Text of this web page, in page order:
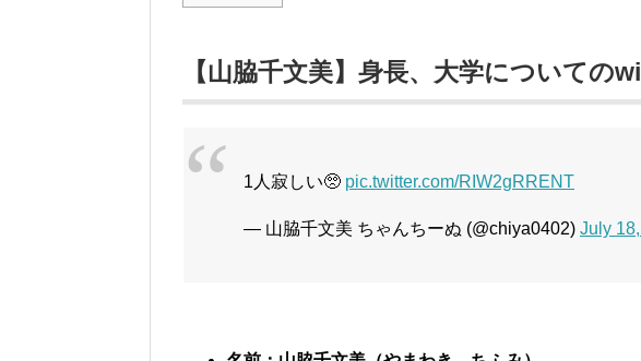
【山脇千文美】身長、大学についての
1人寂しい🥺 pic.twitter.com/RIW2gRRENT
— 山脇千文美 ちゃんちーぬ (@chiya0402) July